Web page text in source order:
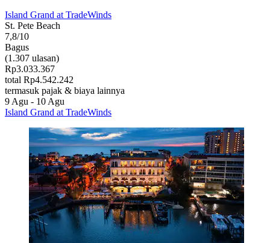
Island Grand at TradeWinds
St. Pete Beach
7,8/10
Bagus
(1.307 ulasan)
Rp3.033.367
total Rp4.542.242
termasuk pajak & biaya lainnya
9 Agu - 10 Agu
Island Grand at TradeWinds